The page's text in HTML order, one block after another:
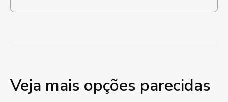
Veja mais opções parecidas